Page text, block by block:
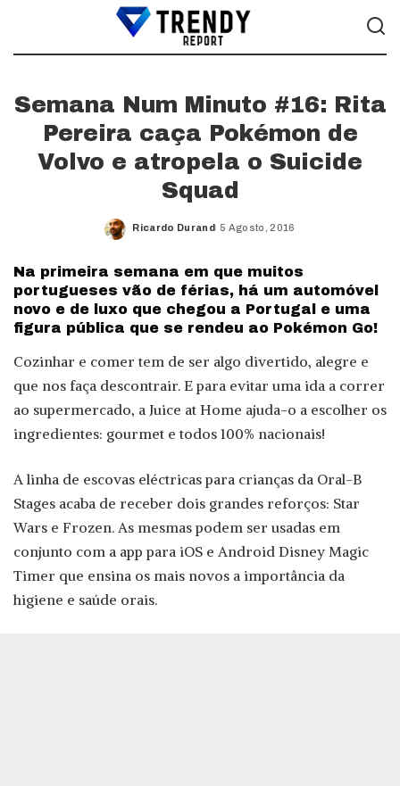
Semana Num Minuto #16: Rita
Pereira caça Pokémon de
Volvo e atropela o Suicide
Squad
Posted
Ricardo Durand 5 Agosto, 2016
Na primeira semana em que muitos
portugueses vão de férias, há um automóvel
novo e de luxo que chegou a Portugal e uma
figura pública que se rendeu ao Pokémon Go!
Cozinhar e comer tem de ser algo divertido, alegre e
que nos faça descontrair. E para evitar uma ida a correr
ao supermercado, a Juice at Home ajuda-o a escolher os
ingredientes: gourmet e todos 100% nacionais!
A linha de escovas eléctricas para crianças da Oral-B
Stages acaba de receber dois grandes reforços: Star
Wars e Frozen. As mesmas podem ser usadas em
conjunto com a app para iOS e Android Disney Magic
Timer que ensina os mais novos a importância da
higiene e saúde orais.